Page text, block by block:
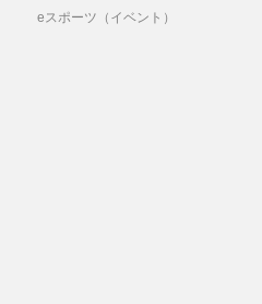
eスポーツ（イベント）